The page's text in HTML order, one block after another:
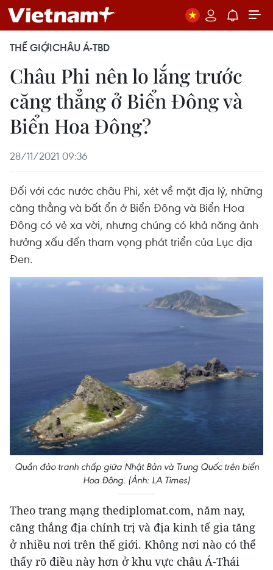
THẾ GIỚICHÂU Á-TBD
Châu Phi nên lo lắng trước
căng thẳng ở Biển Đông và
Biển Hoa Đông?
28/11/2021 09:36
Đối với các nước châu Phi, xét về mặt địa lý, những
căng thẳng và bất ổn ở Biển Đông và Biển Hoa
Đông có vẻ xa vời, nhưng chúng có khả năng ảnh
hưởng xấu đến tham vọng phát triển của Lục địa
Đen.
Quần đảo tranh chấp giữa Nhật Bản và Trung Quốc trên biển
Hoa Đông. (Ảnh: LA Times)
Theo trang mạng thediplomat.com, năm nay,
căng thẳng địa chính trị và địa kinh tế gia tăng
ở nhiều nơi trên thế giới. Không nơi nào có thể
thấy rõ điều này hơn ở khu vực châu Á-Thái